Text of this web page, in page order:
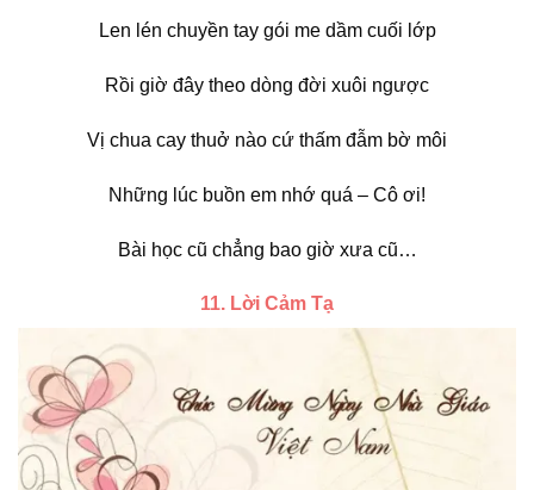
Len lén chuyền tay gói me dầm cuối lớp
Rồi giờ đây theo dòng đời xuôi ngược
Vị chua cay thuở nào cứ thấm đẫm bờ môi
Những lúc buồn em nhớ quá – Cô ơi!
Bài học cũ chẳng bao giờ xưa cũ…
11. Lời Cảm Tạ